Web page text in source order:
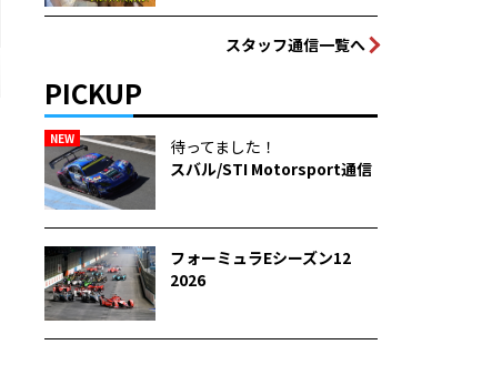
スタッフ通信一覧へ
PICKUP
NEW
待ってました！
スバル/STI Motorsport通信
フォーミュラEシーズン12
2026